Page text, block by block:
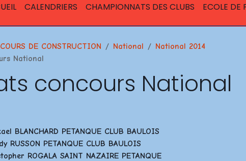
CALENDRIERS CHAMPIONNATS DES CLUBS ECOLE DE
DE CONSTRUCTION National
National 2014
National
concours National
BLANCHARD PETANQUE CLUB BAULOIS
RUSSON PETANQUE CLUB BAULOIS
ROGALA SAINT NAZAIRE PETANQUE